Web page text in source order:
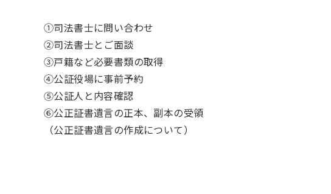
①司法書士に問い合わせ
②司法書士とご面談
③戸籍など必要書類の取得
④公証役場に事前予約
⑤公証人と内容確認
⑥公正証書遺言の正本、副本の受領
（公正証書遺言の作成について）